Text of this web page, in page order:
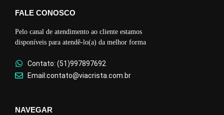
FALE CONOSCO
Pelo canal de atendimento ao cliente estamos
disponíveis para atendê-lo(a) da melhor forma
Contato: (51)997897692
Email:contato@viacrista.com.br
NAVEGAR